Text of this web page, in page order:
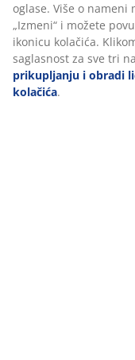
Dostava
oglase. Više o
„Izmeni“ i možete
ikonicu kolačića.
saglasnost za sve tri
prikupljanju i obradi
kolačića.